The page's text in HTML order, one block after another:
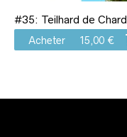
#35: Teilhard de
Acheter 15,00 €